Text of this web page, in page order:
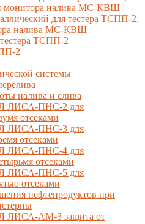
монитора налива МС-КВШ
для тестера ТСПП-2,
налива МС-КВШ
ТСПП-2
2
системы
налива и слива
ЛИСА-ПНС-2 для
отсеками
ЛИСА-ПНС-3 для
отсеками
ЛИСА-ПНС-4 для
отсеками
ЛИСА-ПНС-5 для
отсеками
нефтепродуктов при
ЛИСА-AM-3 защита от